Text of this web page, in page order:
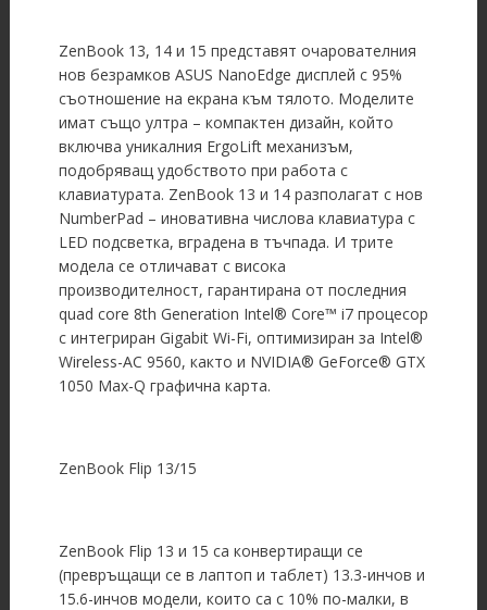
ZenBook 13, 14 и 15 представят очарователния
нов безрамков ASUS NanoEdge дисплей с 95%
съотношение на екрана към тялото. Моделите
имат също ултра – компактен дизайн, който
включва уникалния ErgoLift механизъм,
подобряващ удобството при работа с
клавиатурата. ZenBook 13 и 14 разполагат с нов
NumberPad – иновативна числова клавиатура с
LED подсветка, вградена в тъчпада. И трите
модела се отличават с висока
производителност, гарантирана от последния
quad core 8th Generation Intel® Core™ i7 процесор
с интегриран Gigabit Wi-Fi, оптимизиран за Intel®
Wireless-AC 9560, както и NVIDIA® GeForce® GTX
1050 Max-Q графична карта.
ZenBook Flip 13/15
ZenBook Flip 13 и 15 са конвертиращи се
(превръщащи се в лаптоп и таблет) 13.3-инчов и
15.6-инчов модели, които са с 10% по-малки, в